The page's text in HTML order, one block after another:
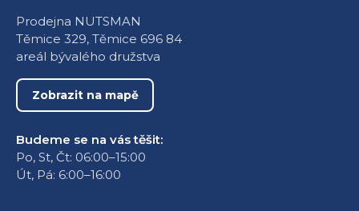
Prodejna NUTSMAN
Těmice 329, Těmice 696 84
areál bývalého družstva
Zobrazit na mapě
Budeme se na vás těšit:
Po, St, Čt: 06:00–15:00
Út, Pá: 6:00–16:00